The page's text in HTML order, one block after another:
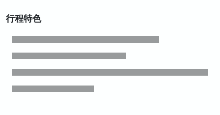
行程特色